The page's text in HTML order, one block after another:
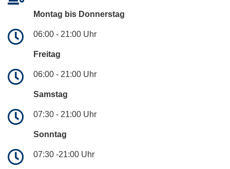
Montag bis Donnerstag
06:00 - 21:00 Uhr
Freitag
06:00 - 21:00 Uhr
Samstag
07:30 - 21:00 Uhr
Sonntag
07:30 -21:00 Uhr